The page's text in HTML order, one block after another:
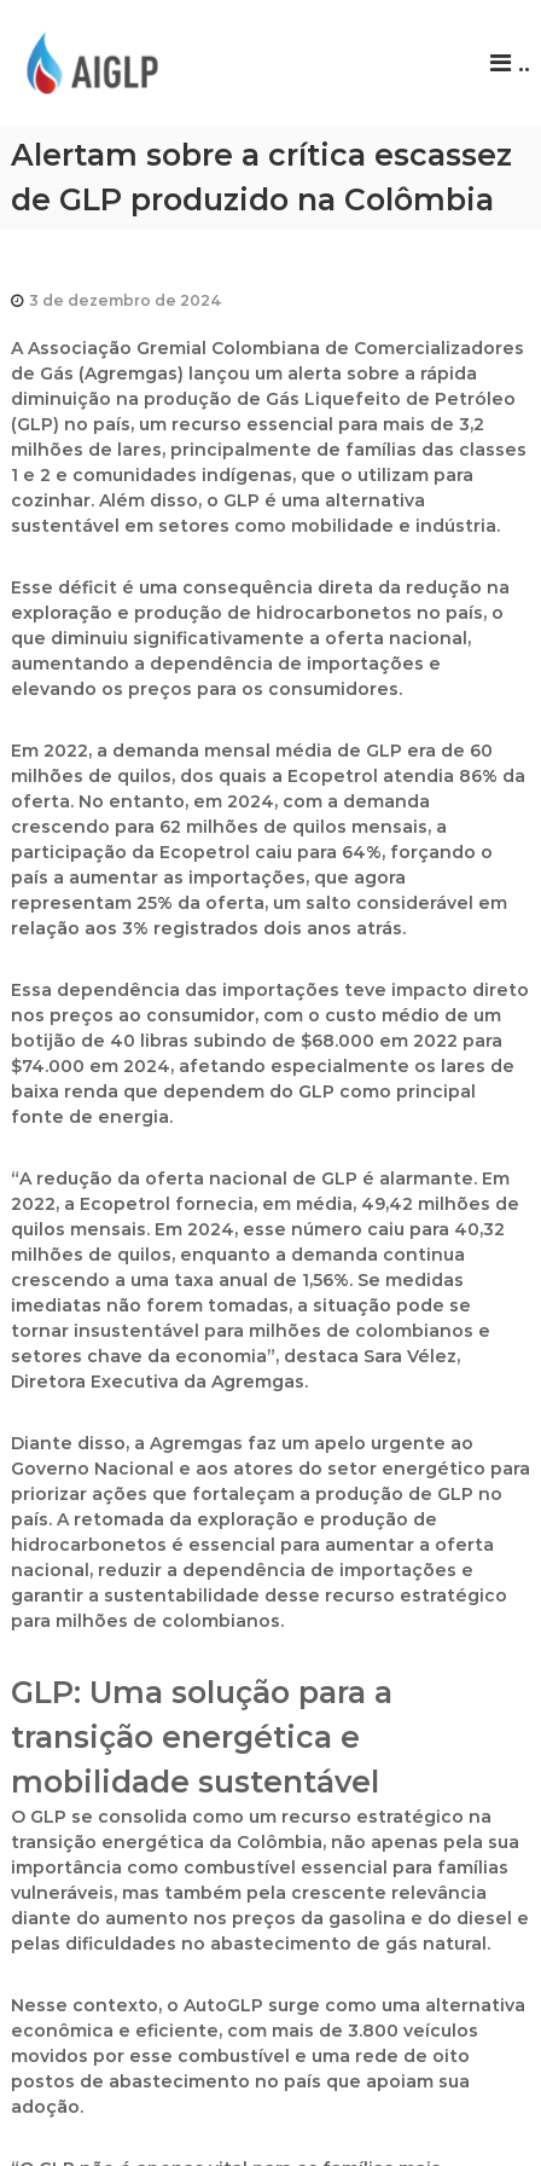
P
..
Alertam sobre a crítica escassez
de GLP produzido na Colômbia
3 de dezembro de 2024
A Associação Gremial Colombiana de Comercializadores
de Gás (Agremgas) lançou um alerta sobre a rápida
diminuição na produção de Gás Liquefeito de Petróleo
(GLP) no país, um recurso essencial para mais de 3,2
milhões de lares, principalmente de famílias das classes
1 e 2 e comunidades indígenas, que o utilizam para
cozinhar. Além disso, o GLP é uma alternativa
sustentável em setores como mobilidade e indústria.
Esse déficit é uma consequência direta da redução na
exploração e produção de hidrocarbonetos no país, o
que diminuiu significativamente a oferta nacional,
aumentando a dependência de importações e
elevando os preços para os consumidores.
Em 2022, a demanda mensal média de GLP era de 60
milhões de quilos, dos quais a Ecopetrol atendia 86% da
oferta. No entanto, em 2024, com a demanda
crescendo para 62 milhões de quilos mensais, a
participação da Ecopetrol caiu para 64%, forçando o
país a aumentar as importações, que agora
representam 25% da oferta, um salto considerável em
relação aos 3% registrados dois anos atrás.
Essa dependência das importações teve impacto direto
nos preços ao consumidor, com o custo médio de um
botijão de 40 libras subindo de $68.000 em 2022 para
$74.000 em 2024, afetando especialmente os lares de
baixa renda que dependem do GLP como principal
fonte de energia.
“A redução da oferta nacional de GLP é alarmante. Em
2022, a Ecopetrol fornecia, em média, 49,42 milhões de
quilos mensais. Em 2024, esse número caiu para 40,32
milhões de quilos, enquanto a demanda continua
crescendo a uma taxa anual de 1,56%. Se medidas
imediatas não forem tomadas, a situação pode se
tornar insustentável para milhões de colombianos e
setores chave da economia”, destaca Sara Vélez,
Diretora Executiva da Agremgas.
Diante disso, a Agremgas faz um apelo urgente ao
Governo Nacional e aos atores do setor energético para
priorizar ações que fortaleçam a produção de GLP no
país. A retomada da exploração e produção de
hidrocarbonetos é essencial para aumentar a oferta
nacional, reduzir a dependência de importações e
garantir a sustentabilidade desse recurso estratégico
para milhões de colombianos.
GLP: Uma solução para a
transição energética e
mobilidade sustentável
O GLP se consolida como um recurso estratégico na
transição energética da Colômbia, não apenas pela sua
importância como combustível essencial para famílias
vulneráveis, mas também pela crescente relevância
diante do aumento nos preços da gasolina e do diesel e
pelas dificuldades no abastecimento de gás natural.
Nesse contexto, o AutoGLP surge como uma alternativa
econômica e eficiente, com mais de 3.800 veículos
movidos por esse combustível e uma rede de oito
postos de abastecimento no país que apoiam sua
adoção.